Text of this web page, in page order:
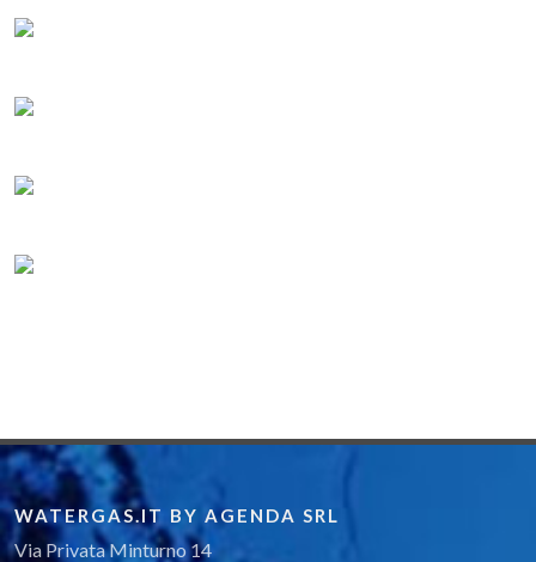
WATERGAS.IT BY AGENDA SRL
Via Privata Minturno 14